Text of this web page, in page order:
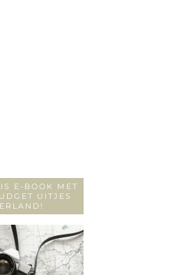
E-BOOK MET
UITJES